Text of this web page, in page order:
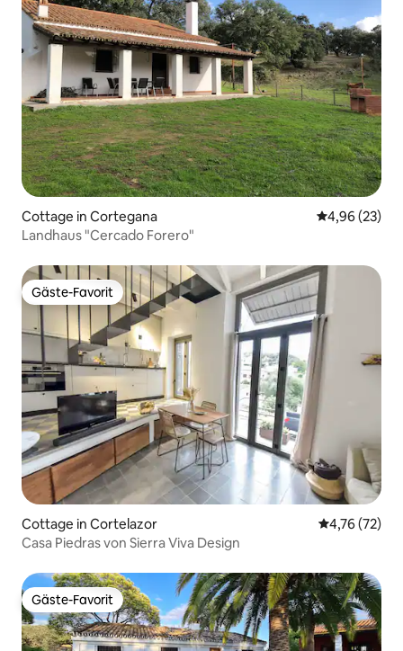
Cottage in Cortegana
4,96 (23)
Landhaus "Cercado Forero"
Gäste-Favorit
Gäste-Favorit
Cottage in Cortelazor
4,76 (72)
Casa Piedras von Sierra Viva Design
Gäste-Favorit
Gäste-Favorit